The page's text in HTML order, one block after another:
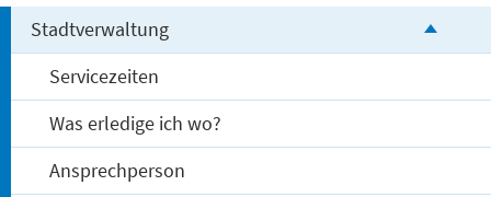
Stadtverwaltung
Servicezeiten
Was erledige ich wo?
Ansprechperson